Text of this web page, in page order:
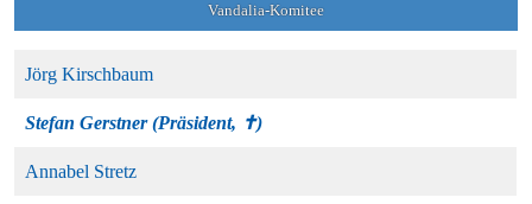
Vandalia-Komitee
Jörg Kirschbaum
Stefan Gerstner (Präsident, ✝)
Annabel Stretz